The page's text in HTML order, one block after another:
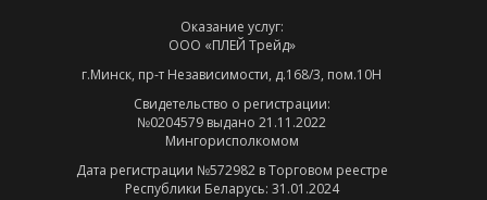
Оказание услуг:
ООО «ПЛЕЙ Трейд»
г.Минск, пр-т Независимости, д.168/3, пом.10Н
Свидетельство о регистрации:
№0204579 выдано 21.11.2022
Мингорисполкомом
Дата регистрации №572982 в Торговом реестре
Республики Беларусь: 31.01.2024